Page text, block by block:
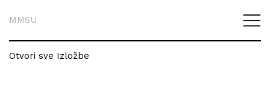
MMSU
Otvori sve Izložbe